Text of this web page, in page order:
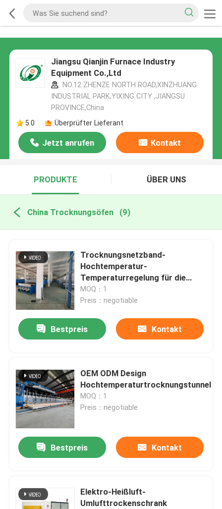
Jiangsu Qianjin Furnace Industry
Equipment Co.,Ltd
NO.12 ZHENZE NORTH ROAD,XINZHUANG
INDUSTRIAL PARK,YIXING CITY ,JIANGSU
PROVINCE,China
5.0
Überprüfter Lieferant
Jetzt anrufen Kontakt
PRODUKTE ÜBER UNS
China Trocknungsöfen (9)
Trocknungsnetzband-
Hochtemperatur-
Temperaturregelung für die
kontinuierliche
Wärmebehandlung
MOQ：1
Preis：negotiable
Bestpreis Kontakt
OEM ODM Design
Hochtemperaturtrocknungstunnel
MOQ：1
Preis：negotiable
Bestpreis Kontakt
Elektro-Heißluft-
Umlufttrockenschrank